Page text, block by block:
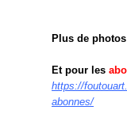
Plus de
Et pour les
https://
abonnes/